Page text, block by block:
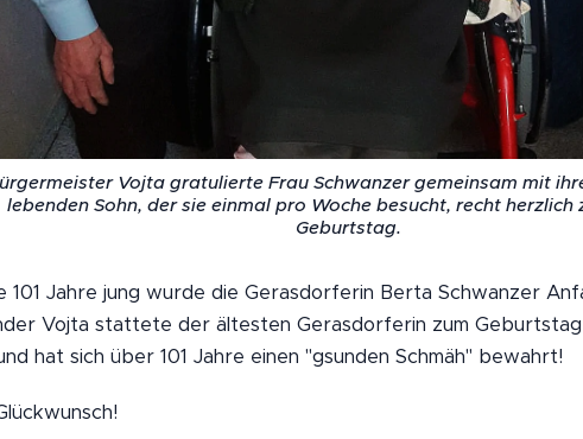
Vojta gratulierte Frau Schwanzer gemeinsam mit
lebenden Sohn, der sie einmal pro Woche besucht, recht herzlich
Geburtstag.
101 Jahre jung wurde die Gerasdorferin Berta Schwanzer
Vojta stattete der ältesten Gerasdorferin zum Geburtstag
hat sich über 101 Jahre einen "gsunden Schmäh" bewahrt!